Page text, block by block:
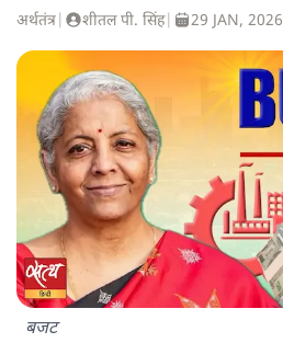
अर्थतंत्र शीतल पी. सिंह| 29 JAN, 2026
बजट